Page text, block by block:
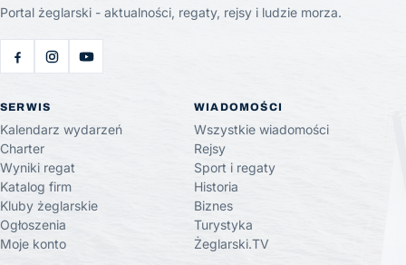
Portal żeglarski - aktualności, regaty, rejsy i ludzie morza.
SERWIS
Kalendarz wydarzeń
Charter
Wyniki regat
Katalog firm
Kluby żeglarskie
Ogłoszenia
Moje konto
WIADOMOŚCI
Wszystkie wiadomości
Rejsy
Sport i regaty
Historia
Biznes
Turystyka
Żeglarski.TV